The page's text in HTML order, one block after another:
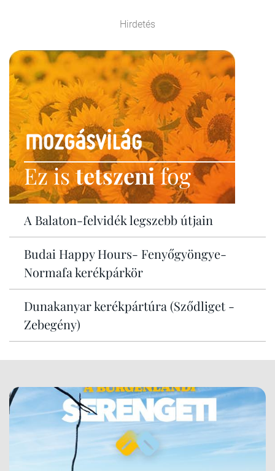
Hirdetés
Ez istetszenifog
A Balaton-felvidék legszebb útjain
Budai Happy Hours- Fenyőgyöngye-
Normafa kerékpárkör
Dunakanyar kerékpártúra (Sződliget -
Zebegény)